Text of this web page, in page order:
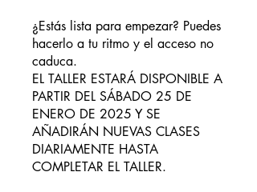
¿Estás lista para empezar? Puedes
hacerlo a tu ritmo y el acceso no
caduca.
EL TALLER ESTARÁ DISPONIBLE A
PARTIR DEL SÁBADO 25 DE
ENERO DE 2025 Y SE
AÑADIRÁN NUEVAS CLASES
DIARIAMENTE HASTA
COMPLETAR EL TALLER.